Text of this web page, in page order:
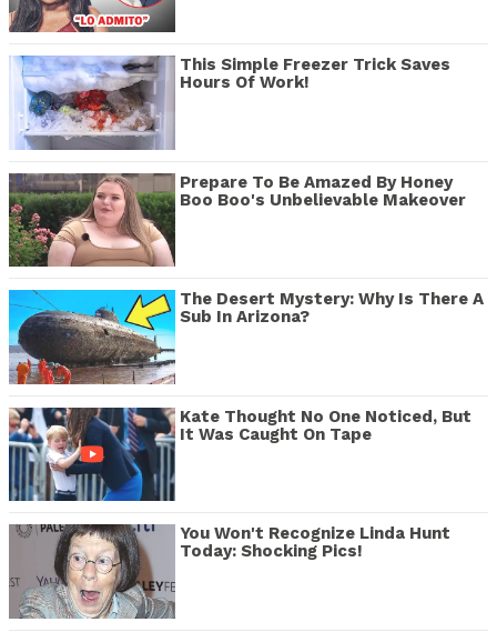
This Simple Freezer Trick Saves
Hours Of Work!
Prepare To Be Amazed By Honey
Boo Boo's Unbelievable Makeover
The Desert Mystery: Why Is There A
Sub In Arizona?
Kate Thought No One Noticed, But
It Was Caught On Tape
You Won't Recognize Linda Hunt
Today: Shocking Pics!